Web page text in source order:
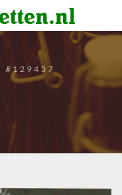
#129437